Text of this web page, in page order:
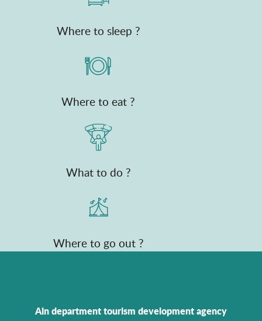
Where to sleep ?
Where to eat ?
What to do ?
Where to go out ?
Ain department tourism development agency